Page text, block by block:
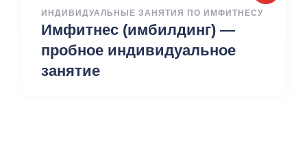
— подготовка к родам
ИНДИВИДУАЛЬНЫЕ ЗАНЯТИЯ ПО ИМФИТНЕСУ
Имфитнес (имбилдинг) —
пробное индивидуальное
занятие